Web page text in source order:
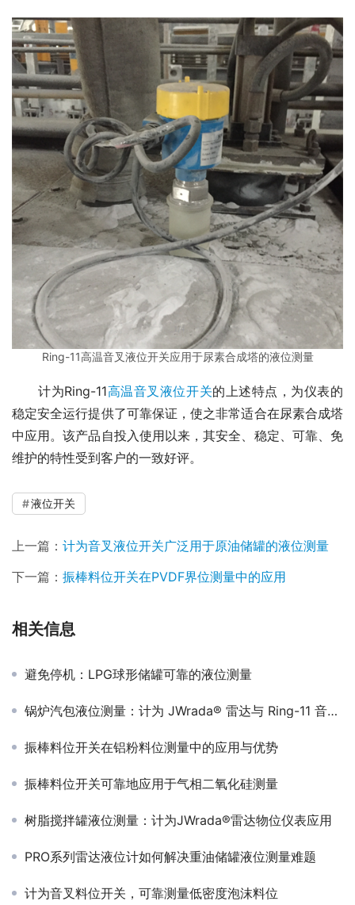
Ring-11高温音叉液位开关应用于尿素合成塔的液位测量
计为Ring-11高温音叉液位开关的上述特点，为仪表的
稳定安全运行提供了可靠保证，使之非常适合在尿素合成塔
中应用。该产品自投入使用以来，其安全、稳定、可靠、免
维护的特性受到客户的一致好评。
液位开关
上一篇： 计为音叉液位开关广泛用于原油储罐的液位测量
下一篇： 振棒料位开关在PVDF界位测量中的应用
相关信息
避免停机：LPG球形储罐可靠的液位测量
锅炉汽包液位测量：计为 JWrada® 雷达与 Ring-11 音叉的双重安全防线
振棒料位开关在铝粉料位测量中的应用与优势
振棒料位开关可靠地应用于气相二氧化硅测量
树脂搅拌罐液位测量：计为JWrada®雷达物位仪表应用
PRO系列雷达液位计如何解决重油储罐液位测量难题
计为音叉料位开关，可靠测量低密度泡沫料位